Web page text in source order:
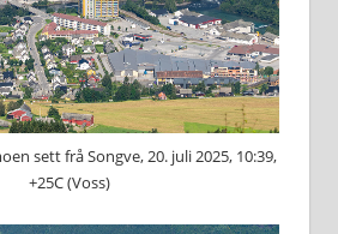
sett frå Songve, 20. juli 2025, 10:39,
+25C (Voss)